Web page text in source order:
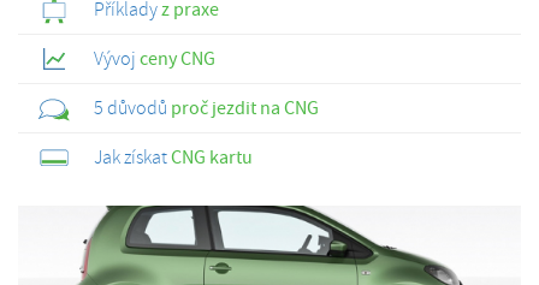
Příkladyz praxe
Vývoj ceny CNG
5 důvodů proč jezdit na CNG
Jak získatCNG kartu